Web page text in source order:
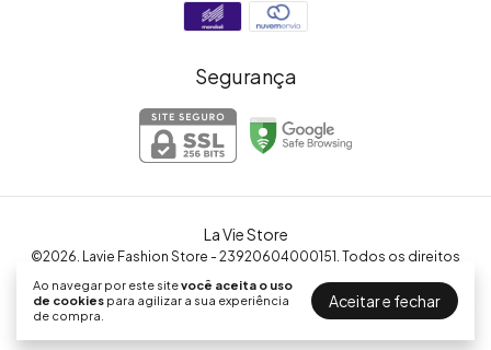
Ao navegar por este sitevocê aceita o uso
de cookies para agilizar a sua experiência
de compra.
Aceitar e fechar
Segurança
La Vie Store
©2026. Lavie Fashion Store - 23920604000151. Todos os direitos